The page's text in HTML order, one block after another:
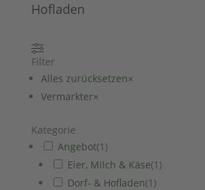
Hofladen
Filter
Alles zurücksetzen×
Vermarkter×
Kategorie
Angebot(1 )
Eier, Milch & Käse(1 )
Dorf- & Hofladen(1 )